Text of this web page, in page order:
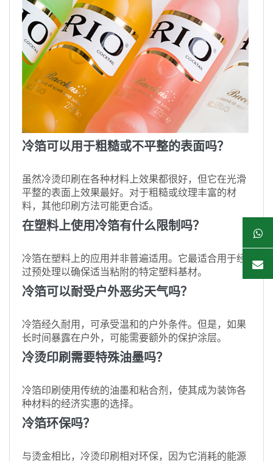
冷箔可以用于粗糙或不平整的表面吗？
虽然冷烫印刷在各种材料上效果都很好，但它在光滑
平整的表面上效果最好。对于粗糙或纹理丰富的材
料，其他印刷方法可能更合适。
在塑料上使用冷箔有什么限制吗？
冷箔在塑料上的应用并非普遍适用。它最适合用于经
过预处理以确保适当粘附的特定塑料基材。
冷箔可以耐受户外恶劣天气吗？
冷箔经久耐用，可承受温和的户外条件。但是，如果
长时间暴露在户外，可能需要额外的保护涂层。
冷烫印刷需要特殊油墨吗？
冷箔印刷使用传统的油墨和粘合剂，使其成为装饰各
种材料的经济实惠的选择。
冷箔环保吗？
与烫金相比，冷烫印刷相对环保，因为它消耗的能源